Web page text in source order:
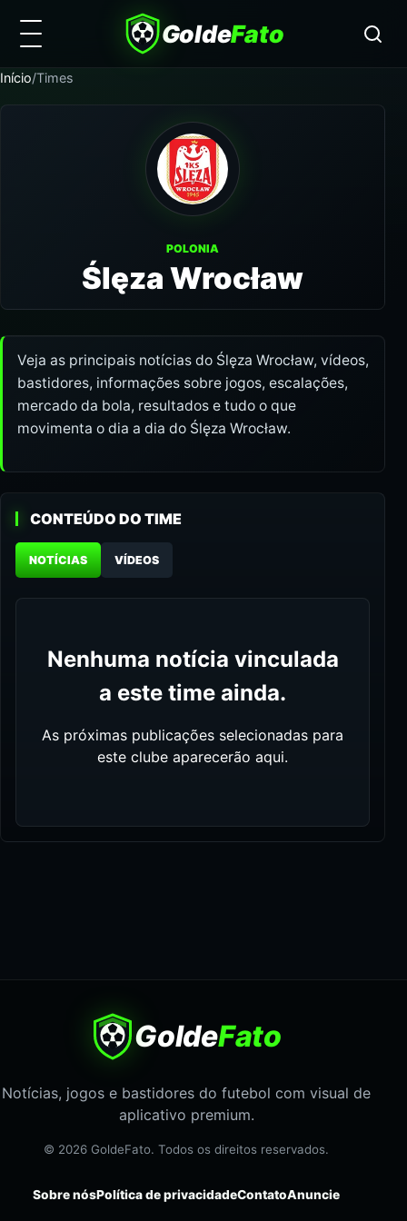
GoldeFato
Início/Times
POLONIA
Ślęza Wrocław
Veja as principais notícias do Ślęza Wrocław, vídeos,
bastidores, informações sobre jogos, escalações,
mercado da bola, resultados e tudo o que
movimenta o dia a dia do Ślęza Wrocław.
CONTEÚDO DO TIME
NOTÍCIAS VÍDEOS
Nenhuma notícia vinculada
a este time ainda.
As próximas publicações selecionadas para
este clube aparecerão aqui.
GoldeFato
Notícias, jogos e bastidores do futebol com visual de
aplicativo premium.
© 2026 GoldeFato. Todos os direitos reservados.
Sobre nósPolítica de privacidadeContatoAnuncie